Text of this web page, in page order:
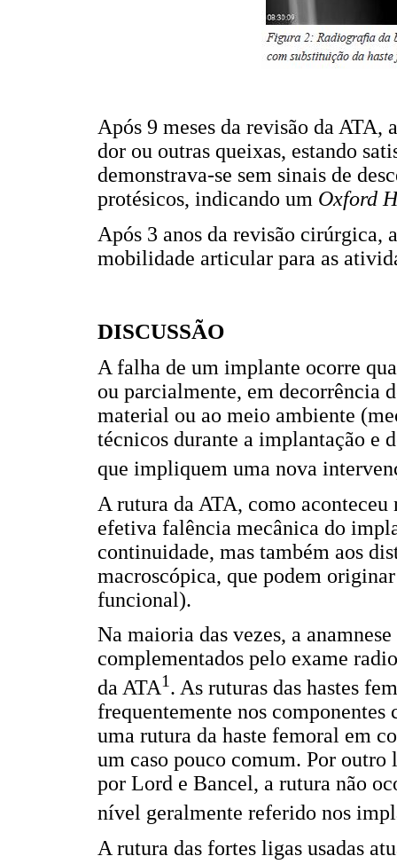
Após 9 meses da revisão da ATA,
dor ou outras queixas, estando
demonstrava-se sem sinais de
protésicos, indicando um Oxford
Após 3 anos da revisão cirúrgica,
mobilidade articular para as
DISCUSSÃO
A falha de um implante ocorre
ou parcialmente, em decorrência
material ou ao meio ambiente
técnicos durante a implantação e
que impliquem uma nova
A rutura da ATA, como aconteceu
efetiva falência mecânica do
continuidade, mas também aos
macroscópica, que podem
funcional).
Na maioria das vezes, a
complementados pelo exame
da ATA1. As ruturas das hastes
frequentemente nos componentes
uma rutura da haste femoral em
um caso pouco comum. Por outro
por Lord e Bancel, a rutura não
nível geralmente referido nos
A rutura das fortes ligas usadas